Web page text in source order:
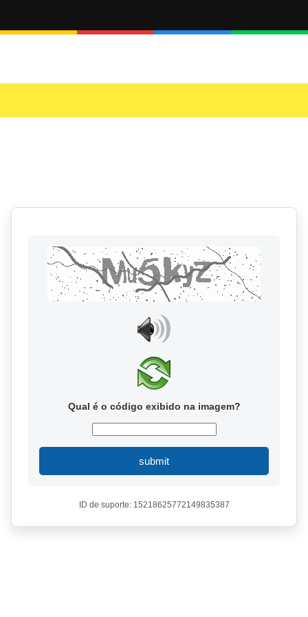
Qual é o código exibido na imagem?
submit
ID de suporte: 15218625772149835387